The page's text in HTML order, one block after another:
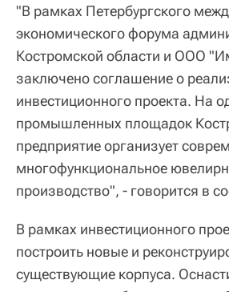
"В рамках Петербургского
экономического форума
Костромской области и ООО
заключено соглашение о
инвестиционного проекта. На
промышленных площадок
предприятие организует
многофункциональное
производство", - говорится в
В рамках инвестиционного
построить новые и
существующие корпуса.